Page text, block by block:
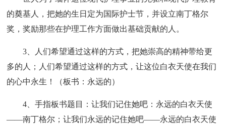
的奠基人，把她的生日定为国际护士节，并设立南丁格尔
奖，奖励那些在护理工作方面做出基础贡献的人。
3、人们希望通过这样的方式，把她崇高的精神带给更
多的人；人们希望通过这样的方式，让这位白衣天使在我们
的心中永生！（板书：永远的）
4、手指板书题目：让我们记住她吧：永远的白衣天使
——南丁格尔；让我们永远的记住她吧——永远的白衣天使